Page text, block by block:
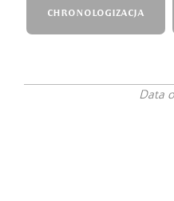
CHRONOLOGIZACJA
Data